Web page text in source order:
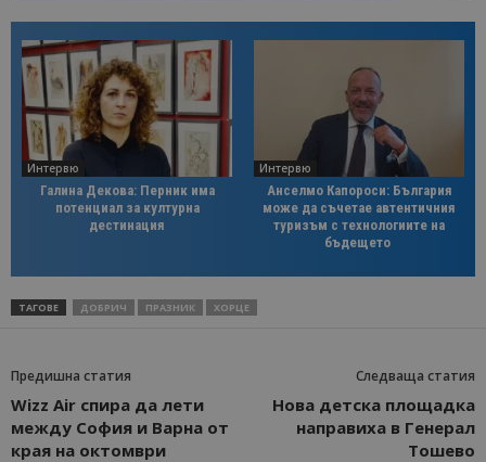
Интервю
Галина Декова: Перник има
потенциал за културна
дестинация
Интервю
Анселмо Капороси: България
може да съчетае автентичния
туризъм с технологиите на
бъдещето
ТАГОВЕ ДОБРИЧ ПРАЗНИК ХОРЦЕ
Предишна статия
Wizz Аir спира да лети
между София и Варна от
края на октомври
Следваща статия
Нова детска площадка
направиха в Генерал
Тошево